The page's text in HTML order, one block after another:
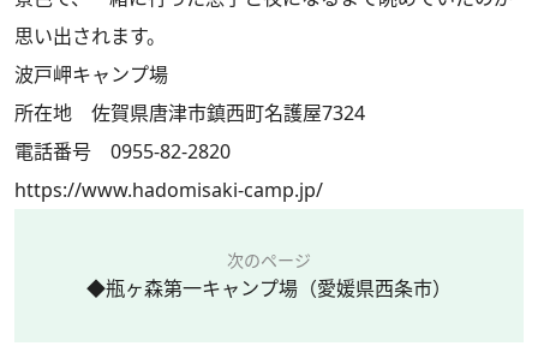
思い出されます。
波戸岬キャンプ場
所在地 佐賀県唐津市鎮西町名護屋7324
電話番号 0955-82-2820
https://www.hadomisaki-camp.jp/
次のページ
◆瓶ヶ森第一キャンプ場（愛媛県西条市）